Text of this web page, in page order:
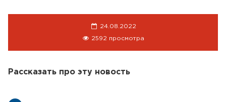
24.08.2022
2592 просмотра
Рассказать про эту новость